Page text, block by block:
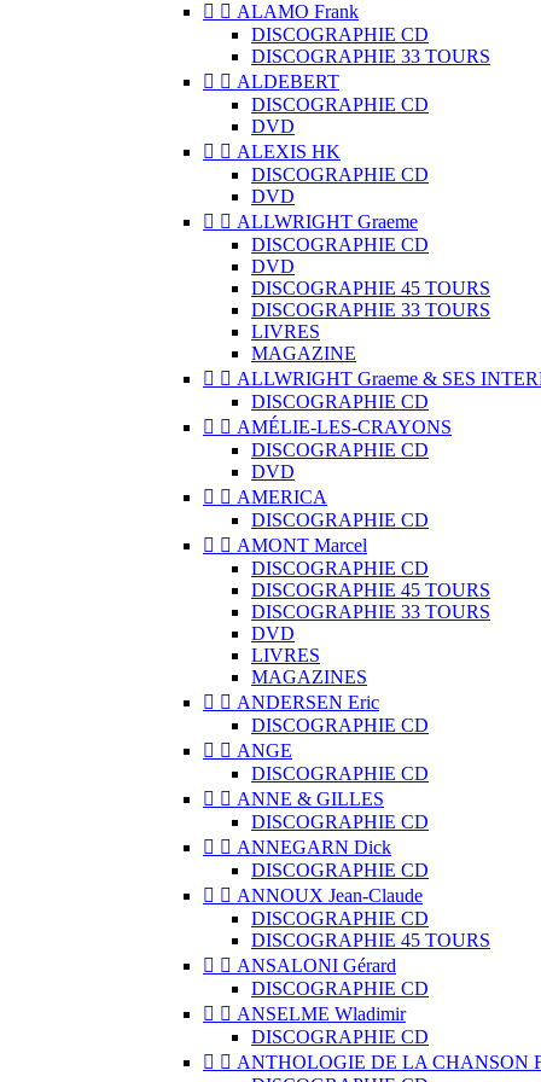
  ALAMO Frank
DISCOGRAPHIE CD
DISCOGRAPHIE 33 TOURS
  ALDEBERT
DISCOGRAPHIE CD
DVD
  ALEXIS HK
DISCOGRAPHIE CD
DVD
  ALLWRIGHT Graeme
DISCOGRAPHIE CD
DVD
DISCOGRAPHIE 45 TOURS
DISCOGRAPHIE 33 TOURS
LIVRES
MAGAZINE
  ALLWRIGHT Graeme & SES
DISCOGRAPHIE CD
  AMÉLIE-LES-CRAYONS
DISCOGRAPHIE CD
DVD
  AMERICA
DISCOGRAPHIE CD
  AMONT Marcel
DISCOGRAPHIE CD
DISCOGRAPHIE 45 TOURS
DISCOGRAPHIE 33 TOURS
DVD
LIVRES
MAGAZINES
  ANDERSEN Eric
DISCOGRAPHIE CD
  ANGE
DISCOGRAPHIE CD
  ANNE & GILLES
DISCOGRAPHIE CD
  ANNEGARN Dick
DISCOGRAPHIE CD
  ANNOUX Jean-Claude
DISCOGRAPHIE CD
DISCOGRAPHIE 45 TOURS
  ANSALONI Gérard
DISCOGRAPHIE CD
  ANSELME Wladimir
DISCOGRAPHIE CD
  ANTHOLOGIE DE LA CHANSON